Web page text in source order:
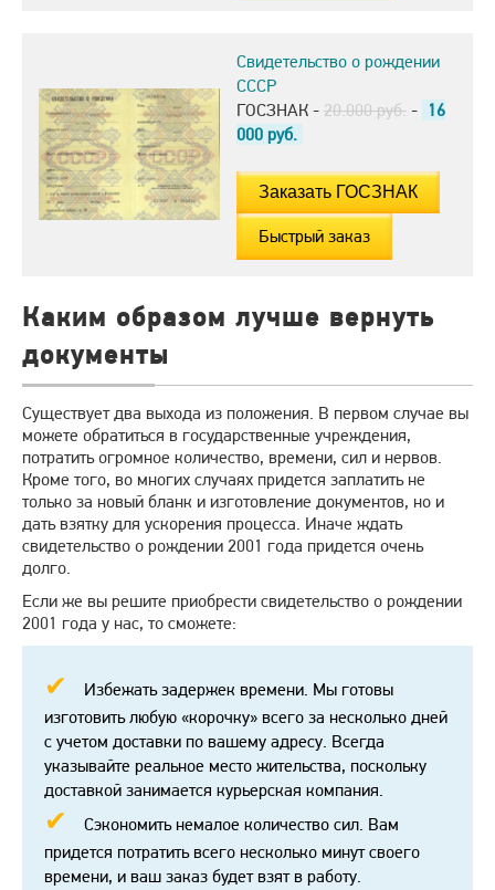
Свидетельство о рождении
СССР
ГОСЗНАК - 20.000 руб. - 16
000 руб.
Быстрый заказ
Каким образом лучше вернуть
документы
Существует два выхода из положения. В первом случае вы
можете обратиться в государственные учреждения,
потратить огромное количество, времени, сил и нервов.
Кроме того, во многих случаях придется заплатить не
только за новый бланк и изготовление документов, но и
дать взятку для ускорения процесса. Иначе ждать
свидетельство о рождении 2001 года придется очень
долго.
Если же вы решите приобрести свидетельство о рождении
2001 года у нас, то сможете:
Избежать задержек времени. Мы готовы
изготовить любую «корочку» всего за несколько дней
с учетом доставки по вашему адресу. Всегда
указывайте реальное место жительства, поскольку
доставкой занимается курьерская компания.
Сэкономить немалое количество сил. Вам
придется потратить всего несколько минут своего
времени, и ваш заказ будет взят в работу.